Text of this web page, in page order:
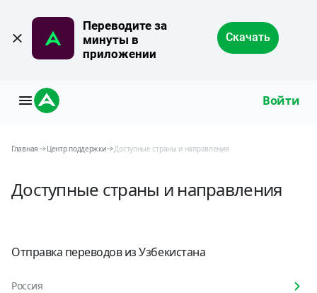
Переводите за
минуты в
приложении
Скачать
Войти
Главная Центр поддержки Доступные страны и направления
Доступные страны и направления
Отправка переводов из Узбекистана
Россия